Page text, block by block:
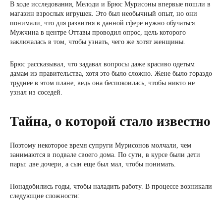
В ходе исследования, Мелоди и Брюс Мурисоны впервые пошли в
магазин взрослых игрушек. Это был необычный опыт, но они
понимали, что для развития в данной сфере нужно обучаться.
Мужчина в центре Оттавы проводил опрос, цель которого
заключалась в том, чтобы узнать, чего же хотят женщины.
Брюс рассказывал, что задавал вопросы даже красиво одетым
дамам из правительства, хотя это было сложно. Жене было гораздо
труднее в этом плане, ведь она беспокоилась, чтобы никто не
узнал из соседей.
Тайна, о которой стало известно
Поэтому некоторое время супруги Мурисонов молчали, чем
занимаются в подвале своего дома. По сути, в курсе были дети
пары: две дочери, а сын еще был мал, чтобы понимать.
Понадобились годы, чтобы наладить работу. В процессе возникали
следующие сложности: